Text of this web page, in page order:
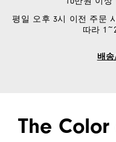
평일 오후 3시 이전 주문
따라
배
The